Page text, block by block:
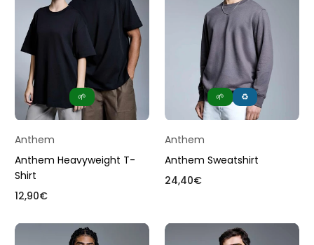
🌱
Anthem
Anthem Heavyweight T-
Shirt
Normaler
12,90€
🌱 ♻️
Anthem
Anthem Sweatshirt
Normaler
24,40€